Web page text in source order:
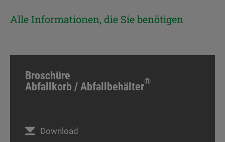
Alle Informationen, die Sie benötigen
Broschüre
Abfallkorb / Abfallbehälter®
Download